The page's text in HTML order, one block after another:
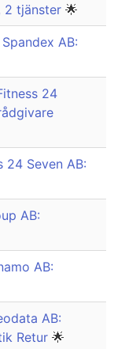
2 tjänster 🌟
Spandex AB:
24
24 Seven AB:
AB:
AB:
AB:
Retur 🌟